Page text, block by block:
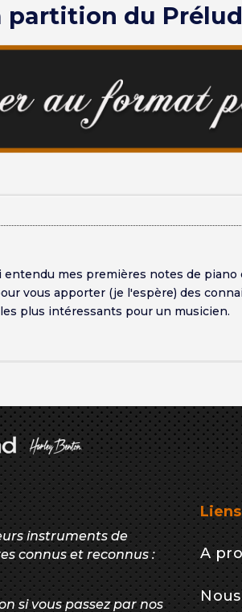
partition du
entendu mes premières notes de
vous apporter (je l'espère) des
plus intéressants pour un musicien.
instruments de
connus et reconnus :
si vous passez par nos
A